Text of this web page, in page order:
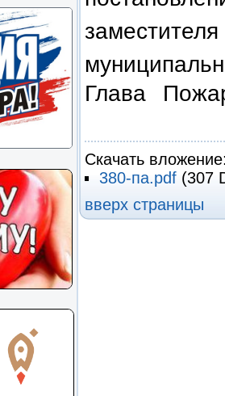
Глава
Скачать
380-па.pdf (307
вверх страницы